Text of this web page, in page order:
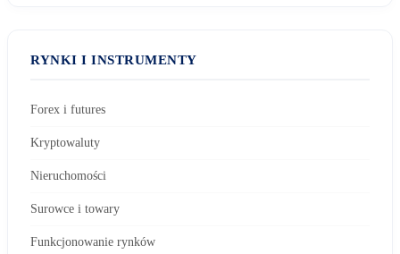
RYNKI I INSTRUMENTY
Forex i futures
Kryptowaluty
Nieruchomości
Surowce i towary
Funkcjonowanie rynków